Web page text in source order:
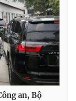
an, Bộ